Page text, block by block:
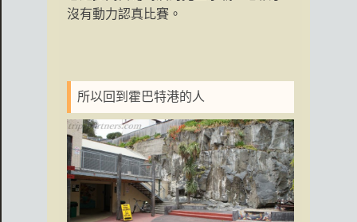
沒有動力認真比賽。
所以回到霍巴特港的人